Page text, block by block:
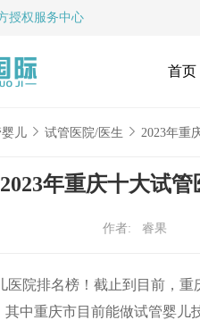
授权服务中心
首页
儿 试管医院/医生 2023年重
2023年重庆十大试
作者: 睿果
医院排名榜！截止到目前，
其中重庆市目前能做试管婴